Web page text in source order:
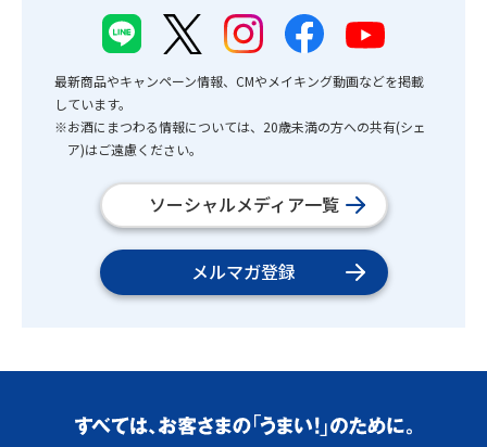
最新商品やキャンペーン情報、CMやメイキング動画などを掲載
しています。
※お酒にまつわる情報については、20歳未満の方への共有(シェ
ア)はご遠慮ください。
ソーシャルメディア一覧
メルマガ登録